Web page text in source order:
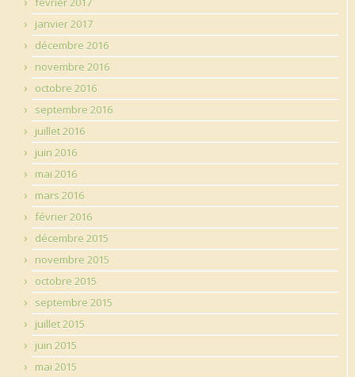
janvier 2017
décembre 2016
novembre 2016
octobre 2016
septembre 2016
juillet 2016
juin 2016
mai 2016
mars 2016
février 2016
décembre 2015
novembre 2015
octobre 2015
septembre 2015
juillet 2015
juin 2015
mai 2015